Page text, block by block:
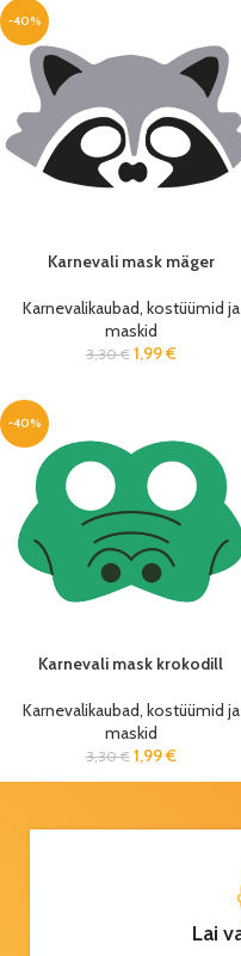
-40%
Karnevali mask mäger
Karnevalikaubad, kostüümid ja
maskid
3,30€ 1,99€
-40%
Karnevali mask krokodill
Karnevalikaubad, kostüümid ja
maskid
3,30€ 1,99€
Lai